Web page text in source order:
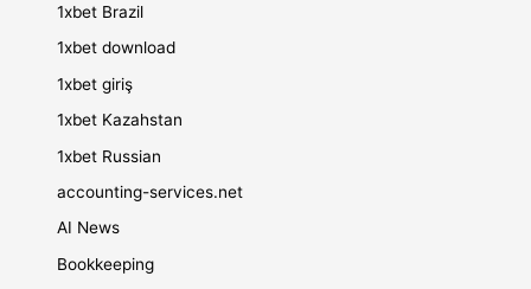
1xbet Brazil
1xbet download
1xbet giriş
1xbet Kazahstan
1xbet Russian
accounting-services.net
AI News
Bookkeeping